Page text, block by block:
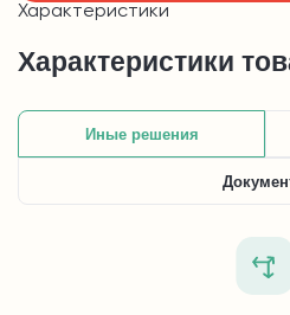
Характеристики
Характеристики
Иные решения